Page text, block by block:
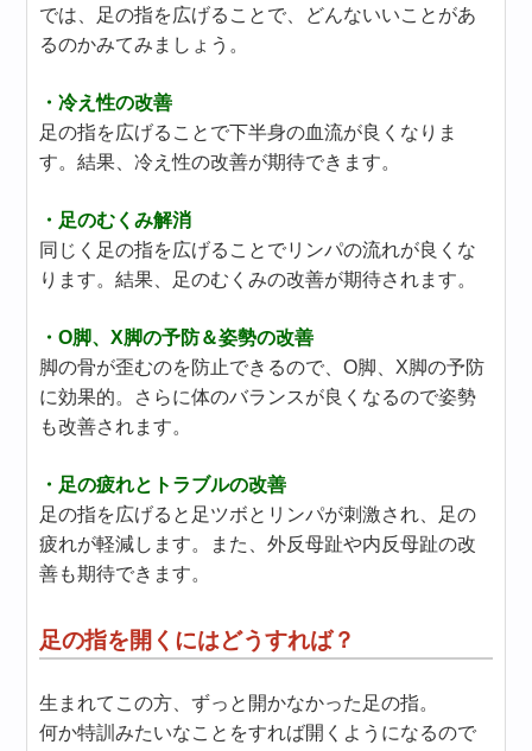
では、足の指を広げることで、どんないいことがあ
るのかみてみましょう。
・冷え性の改善
足の指を広げることで下半身の血流が良くなりま
す。結果、冷え性の改善が期待できます。
・足のむくみ解消
同じく足の指を広げることでリンパの流れが良くな
ります。結果、足のむくみの改善が期待されます。
・O脚、X脚の予防＆姿勢の改善
脚の骨が歪むのを防止できるので、O脚、X脚の予防
に効果的。さらに体のバランスが良くなるので姿勢
も改善されます。
・足の疲れとトラブルの改善
足の指を広げると足ツボとリンパが刺激され、足の
疲れが軽減します。また、外反母趾や内反母趾の改
善も期待できます。
足の指を開くにはどうすれば？
生まれてこの方、ずっと開かなかった足の指。
何か特訓みたいなことをすれば開くようになるので